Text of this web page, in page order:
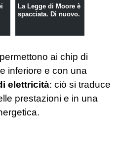
La Legge di Moore è
spacciata. Di nuovo.
ai chip di
inferiore e con una
elettricità: ciò si traduce
prestazioni e in una